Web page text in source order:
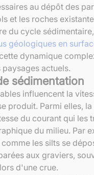
au dépôt des
et les roches
du cycle
géologiques en
dynamique
actuels.
sédimentation
influencent la
produit. Parmi elles, la
du courant qui les
du milieu. Par
les silts se
aux graviers,
d'une crue.